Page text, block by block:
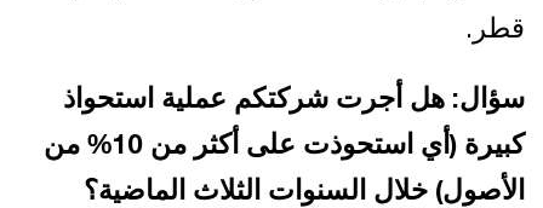
قطر.
سؤال: هل أجرت شركتكم عملية استحواذ
كبيرة (أي استحوذت على أكثر من 10% من
الأصول) خلال السنوات الثلاث الماضية؟